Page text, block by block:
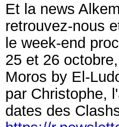
Et la news
retrouvez-nous
le week-end
25 et 26
Moros by El-
par Christophe,
dates des